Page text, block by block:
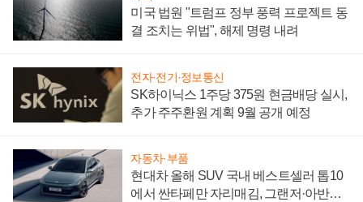
미국 법원 "트럼프 정부 풍력 프로젝트 동
결 조치는 위법", 해제 명령 내려
전자·전기·정보통신
SK하이닉스 1주당 375원 현금배당 실시,
추가 주주환원 계획 9월 공개 예정
자동차·부품
현대차 올해 SUV 국내 베스트셀러 톱10
에서 싼타페만 자리매김, 그랜저·아반떼